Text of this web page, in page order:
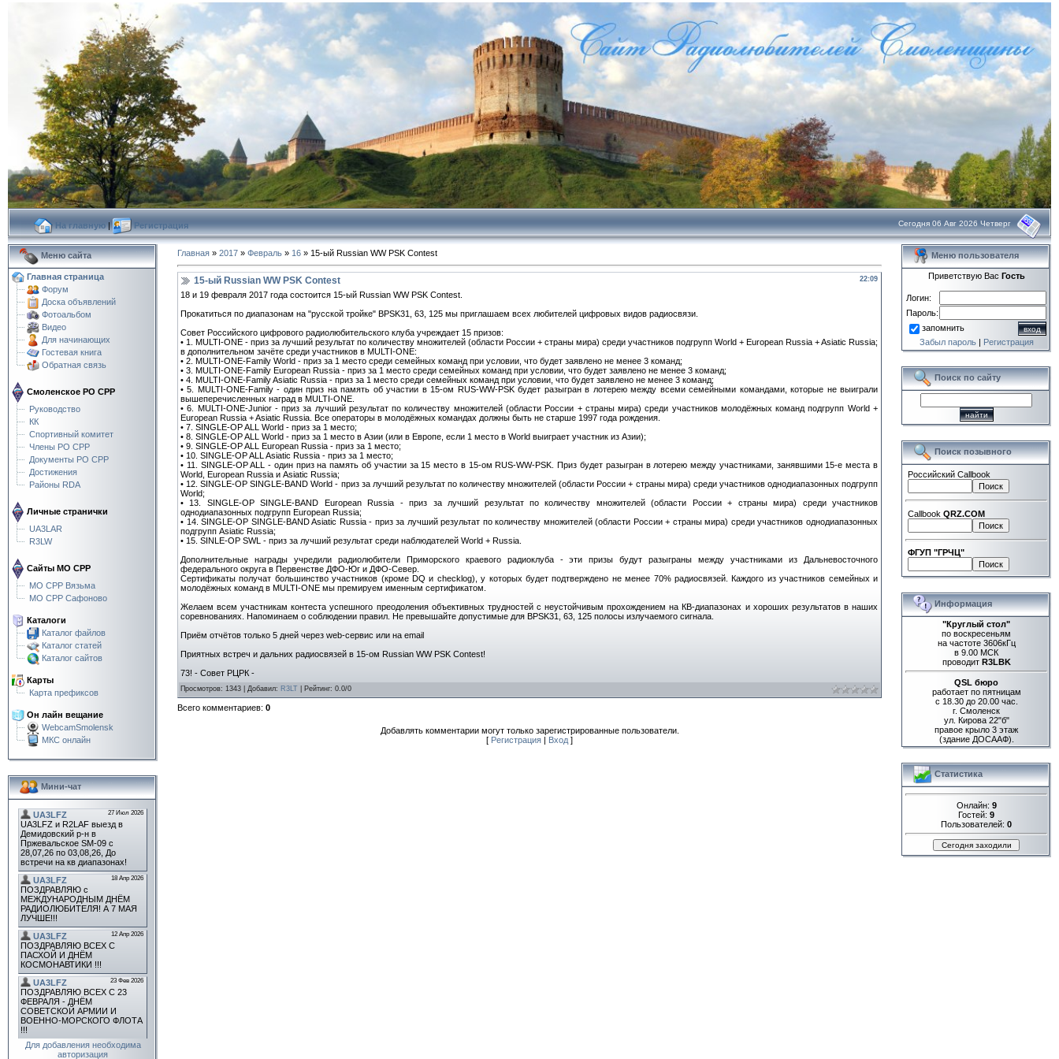
На главную| Регистрация Сегодня 06 Авг 2026 Четверг
Меню сайта
Главная страница
Форум
Доска объявлений
Фотоальбом
Видео
Для начинающих
Гостевая книга
Обратная связь
Смоленское РО СРР
Руководство
КК
Спортивный комитет
Члены РО СРР
Документы РО СРР
Достижения
Районы RDA
Личные странички
UA3LAR
R3LW
Сайты МО СРР
МО СРР Вязьма
МО СРР Сафоново
Каталоги
Каталог файлов
Каталог статей
Каталог сайтов
Карты
Карта префиксов
Он лайн вещание
WebcamSmolensk
МКС онлайн
Мини-чат
Для добавления необходима
авторизация
Главная » 2017 » Февраль » 16 » 15-ый Russian WW PSK Contest
22:09
15-ый Russian WW PSK Contest
18 и 19 февраля 2017 года состоится 15-ый Russian WW PSK Contest.
Прокатиться по диапазонам на "русской тройке" BPSK31, 63, 125 мы приглашаем всех любителей цифровых видов радиосвязи.
Совет Российского цифрового радиолюбительского клуба учреждает 15 призов:
• 1. MULTI-ONE - приз за лучший результат по количеству множителей (области России + страны мира) среди участников подгрупп World + European Russia + Asiatic Russia;
в дополнительном зачёте среди участников в MULTI-ONE:
• 2. MULTI-ONE-Family World - приз за 1 место среди семейных команд при условии, что будет заявлено не менее 3 команд;
• 3. MULTI-ONE-Family European Russia - приз за 1 место среди семейных команд при условии, что будет заявлено не менее 3 команд;
• 4. MULTI-ONE-Family Asiatic Russia - приз за 1 место среди семейных команд при условии, что будет заявлено не менее 3 команд;
• 5. MULTI-ONE-Family - один приз на память об участии в 15-ом RUS-WW-PSK будет разыгран в лотерею между всеми семейными командами, которые не выиграли
вышеперечисленных наград в MULTI-ONE.
• 6. MULTI-ONE-Junior - приз за лучший результат по количеству множителей (области России + страны мира) среди участников молодёжных команд подгрупп World +
European Russia + Asiatic Russia. Все операторы в молодёжных командах должны быть не старше 1997 года рождения.
• 7. SINGLE-OP ALL World - приз за 1 место;
• 8. SINGLE-OP ALL World - приз за 1 место в Азии (или в Европе, если 1 место в World выиграет участник из Азии);
• 9. SINGLE-OP ALL European Russia - приз за 1 место;
• 10. SINGLE-OP ALL Asiatic Russia - приз за 1 место;
• 11. SINGLE-OP ALL - один приз на память об участии за 15 место в 15-ом RUS-WW-PSK. Приз будет разыгран в лотерею между участниками, занявшими 15-е места в
World, European Russia и Asiatic Russia;
• 12. SINGLE-OP SINGLE-BAND World - приз за лучший результат по количеству множителей (области России + страны мира) среди участников однодиапазонных подгрупп
World;
• 13. SINGLE-OP SINGLE-BAND European Russia - приз за лучший результат по количеству множителей (области России + страны мира) среди участников
однодиапазонных подгрупп European Russia;
• 14. SINGLE-OP SINGLE-BAND Asiatic Russia - приз за лучший результат по количеству множителей (области России + страны мира) среди участников однодиапазонных
подгрупп Asiatic Russia;
• 15. SINLE-OP SWL - приз за лучший результат среди наблюдателей World + Russia.
Дополнительные награды учредили радиолюбители Приморского краевого радиоклуба - эти призы будут разыграны между участниками из Дальневосточного
федерального округа в Первенстве ДФО-Юг и ДФО-Север.
Сертификаты получат большинство участников (кроме DQ и checklog), у которых будет подтверждено не менее 70% радиосвязей. Каждого из участников семейных и
молодёжных команд в MULTI-ONE мы премируем именным сертификатом.
Желаем всем участникам контеста успешного преодоления объективных трудностей с неустойчивым прохождением на КВ-диапазонах и хороших результатов в наших
соревнованиях. Напоминаем о соблюдении правил. Не превышайте допустимые для BPSK31, 63, 125 полосы излучаемого сигнала.
Приём отчётов только 5 дней через web-сервис или на email
Приятных встреч и дальних радиосвязей в 15-ом Russian WW PSK Contest!
73! - Совет РЦРК -
Просмотров: 1343 Добавил: R3LT Рейтинг: 0.0/0
Всего комментариев: 0
Добавлять комментарии могут только зарегистрированные пользователи.
[ Регистрация | Вход ]
Меню пользователя
Приветствую Вас Гость
Логин:
Пароль:
запомнить
Забыл пароль| Регистрация
Поиск по сайту
Поиск позывного
Российский Callbook
Callbook QRZ.COM
ФГУП "ГРЧЦ"
Информация
"Круглый стол"
по воскресеньям
на частоте 3606кГц
в 9.00 МСК
проводит R3LBK
QSL бюро
работает по пятницам
с 18.30 до 20.00 час.
г. Смоленск
ул. Кирова 22"б"
правое крыло 3 этаж
(здание ДОСААФ).
Статистика
Онлайн: 9
Гостей: 9
Пользователей: 0